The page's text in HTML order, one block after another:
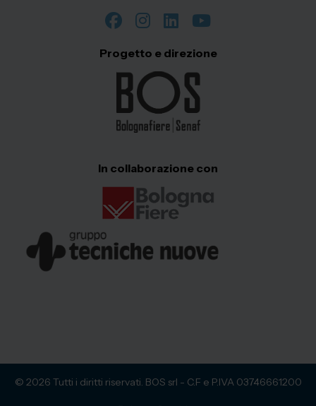
Progetto e direzione
In collaborazione con
© 2026 Tutti i diritti riservati. BOS srl - C.F e P.IVA 03746661200